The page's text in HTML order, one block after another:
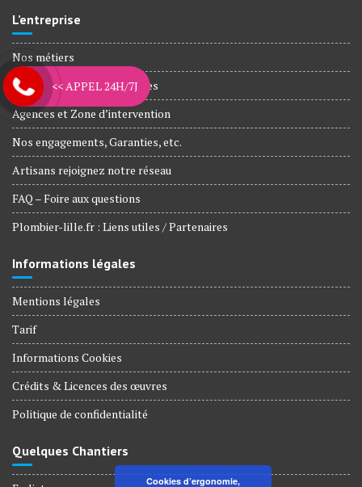
L’entreprise
Nos métiers
Plombiers Agréé Assurances
Agences et Zone d’intervention
Nos engagements, Garanties, etc.
Artisans rejoignez notre réseau
FAQ – Foire aux questions
Plombier-lille.fr : Liens utiles / Partenaires
Informations légales
Mentions légales
Tarif
Informations Cookies
Crédits & Licences des œuvres
Politique de confidentialité
Quelques Chantiers
<< APPEL 24H/7J
Cookies d’ergonomie,